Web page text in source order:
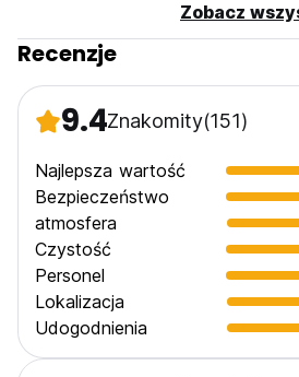
Zobacz
Recenzje
9.4Znakomity(151)
Najlepsza wartość
Bezpieczeństwo
atmosfera
Czystość
Personel
Lokalizacja
Udogodnienia